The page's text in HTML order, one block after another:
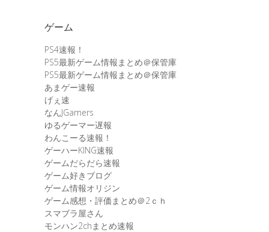
ゲーム
PS4速報！
PS5最新ゲーム情報まとめ＠保管庫
PS5最新ゲーム情報まとめ＠保管庫
あまゲー速報
げぇ速
なんJGamers
ゆるゲーマー遅報
わんこーる速報！
ゲーハーKING速報
ゲームだらだら速報
ゲーム好きブログ
ゲーム情報オリジン
ゲーム感想・評価まとめ＠2ｃｈ
スマブラ屋さん
モンハン2chまとめ速報